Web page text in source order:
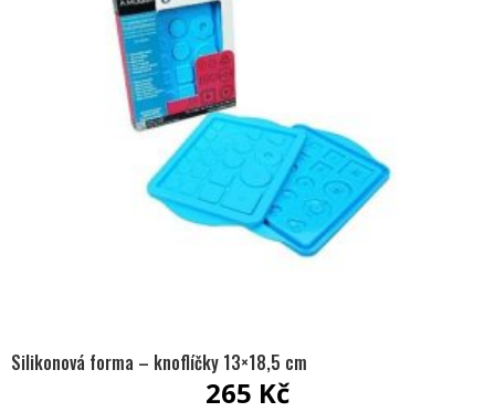
Silikonová forma – knoflíčky 13×18,5 cm
265 Kč